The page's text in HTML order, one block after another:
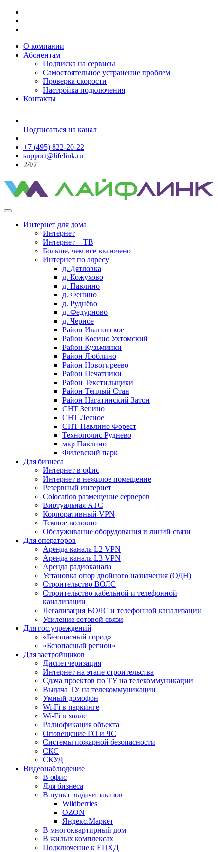
О компании
Абонентам
Подписка на сервисы
Самостоятельное устранение проблем
Проверка скорости
Настройка подключения
Контакты
Подписаться на канал
+7 (495) 822-20-22
support@lifelink.ru
24/7
Интернет для дома
Интернет
Интернет + ТВ
Больше, чем все включено
Интернет по адресу
д. Дятловка
д. Кожухово
д. Павлино
д. Фенино
д. Руднёво
д. Федурново
д. Черное
Район Ивановское
Район Косино Ухтомский
Район Кузьминки
Район Люблино
Район Новогиреево
Район Печатники
Район Текстильщики
Район Тёплый Стан
Район Нагатинский Затон
СНТ Зенино
СНТ Лесное
СНТ Павлино Форест
Технополис Руднево
мкр Павлино
Филевский парк
Для бизнеса
Интернет в офис
Интернет в нежилое помещение
Резервный интернет
Colocation размещение серверов
Виртуальная АТС
Корпоративный VPN
Темное волокно
Обслуживание оборудования и линий связи
Для операторов
Аренда канала L2 VPN
Аренда канала L3 VPN
Аренда радиоканала
Установка опор двойного назначения (ОДН)
Строительство ВОЛС
Строительство кабельной и телефонной
канализации
Легализация ВОЛС и телефонной канализации
Усиление сотовой связи
Для гос.учреждений
«Безопасный город»
«Безопасный регион»
Для застройщиков
Диспетчеризация
Интернет на этапе строительства
Сдача проектов по ТУ на телекоммуникации
Выдача ТУ на телекоммуникации
Умный домофон
Wi-Fi в паркинге
Wi-Fi в холле
Радиофикация объекта
Оповещение ГО и ЧС
Системы пожарной безопасности
СКС
СКУД
Видеонаблюдение
В офис
Для бизнеса
В пункт выдачи заказов
Wildberries
OZON
Яндекс.Маркет
В многоквартирный дом
В жилых комплексах
Подключение к ЕЦХД